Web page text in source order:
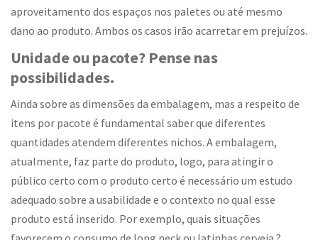
aproveitamento dos espaços nos paletes ou até mesmo
dano ao produto. Ambos os casos irão acarretar em prejuízos.
Unidade ou pacote? Pense nas
possibilidades.
Ainda sobre as dimensões da embalagem, mas a respeito de
itens por pacote é fundamental saber que diferentes
quantidades atendem diferentes nichos. A embalagem,
atualmente, faz parte do produto, logo, para atingir o
público certo com o produto certo é necessário um estudo
adequado sobre a usabilidade e o contexto no qual esse
produto está inserido. Por exemplo, quais situações